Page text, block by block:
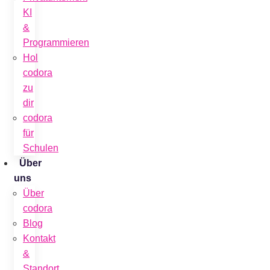
KI
&
Programmieren
Hol
codora
zu
dir
codora
für
Schulen
Über
uns
Über
codora
Blog
Kontakt
&